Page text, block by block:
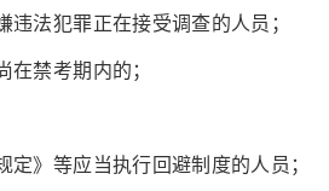
法犯罪正在接受调查的人员；
禁考期内的；
》等应当执行回避制度的人员；